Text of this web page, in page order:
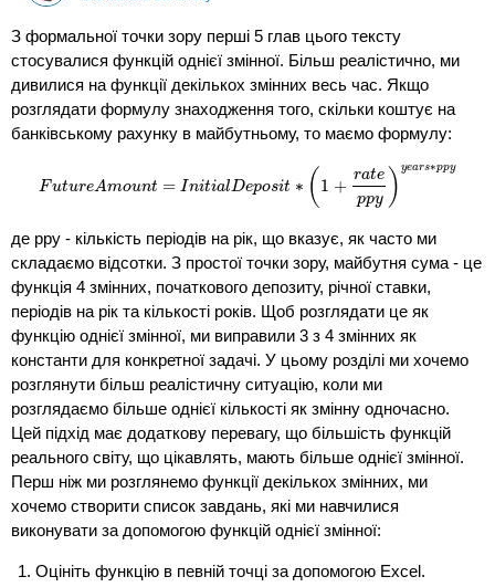
З формальної точки зору перші 5 глав цього тексту
стосувалися функцій однієї змінної. Більш реалістично, ми
дивилися на функції декількох змінних весь час. Якщо
розглядати формулу знаходження того, скільки коштує на
банківському рахунку в майбутньому, то маємо формулу:
FutureAmount = InitialDeposit ∗ ( 1 +
rate
ppy )years∗ppy
FutureAmount =InitialDeposit∗(1+r at ep py )year s
де ppy - кількість періодів на рік, що вказує, як часто ми
складаємо відсотки. З простої точки зору, майбутня сума - це
функція 4 змінних, початкового депозиту, річної ставки,
періодів на рік та кількості років. Щоб розглядати це як
функцію однієї змінної, ми виправили 3 з 4 змінних як
константи для конкретної задачі. У цьому розділі ми хочемо
розглянути більш реалістичну ситуацію, коли ми
розглядаємо більше однієї кількості як змінну одночасно.
Цей підхід має додаткову перевагу, що більшість функцій
реального світу, що цікавлять, мають більше однієї змінної.
Перш ніж ми розглянемо функції декількох змінних, ми
хочемо створити список завдань, які ми навчилися
виконувати за допомогою функцій однієї змінної:
Оцініть функцію в певній точці за допомогою Excel.